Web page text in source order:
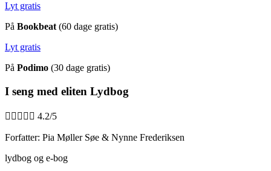
Lyt gratis
På Bookbeat (60 dage gratis)
Lyt gratis
På Podimo (30 dage gratis)
I seng med eliten Lydbog
     4.2/5
Forfatter: Pia Møller Søe & Nynne Frederiksen
lydbog og e-bog